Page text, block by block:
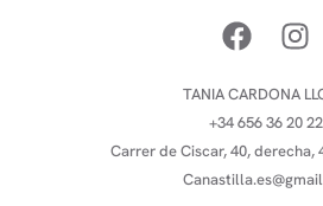
TANIA CARDONA
+34 656 36 20 22
Carrer de Ciscar, 40, derecha,